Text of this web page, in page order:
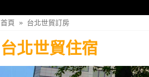
首頁 » 台北世貿訂房
台北世貿住宿